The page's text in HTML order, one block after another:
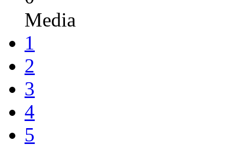
Media
1
2
3
4
5